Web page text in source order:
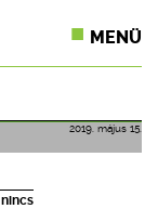
MENÜ
2019. május 15.
nincs